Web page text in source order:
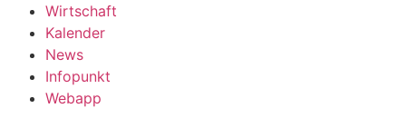
Wirtschaft
Kalender
News
Infopunkt
Webapp